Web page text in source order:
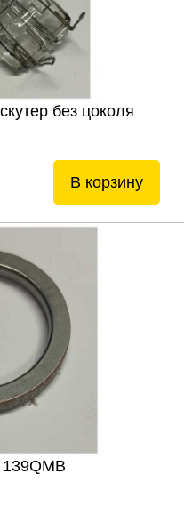
без цоколя
В корзину